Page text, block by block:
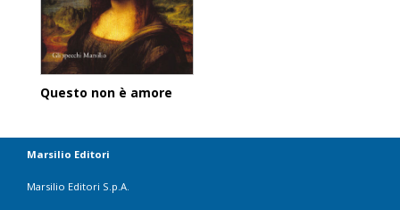
Questo non è amore
Marsilio Editori
Marsilio Editori S.p.A.